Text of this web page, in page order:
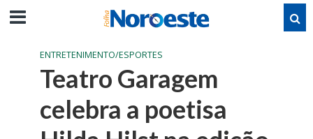
ENTRETENIMENTO/ESPORTES
Teatro Garagem
celebra a poetisa